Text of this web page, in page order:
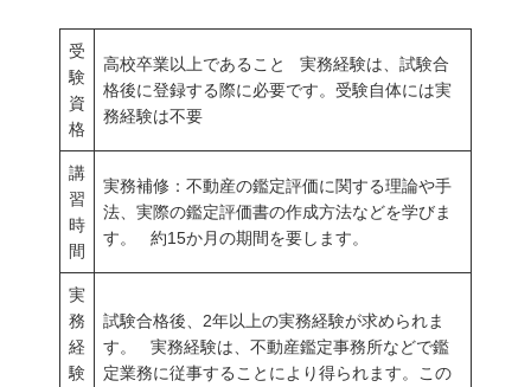
受
験
資
格
高校卒業以上であること 実務経験は、試験合
格後に登録する際に必要です。受験自体には実
務経験は不要
講
習
時
間
実務補修：不動産の鑑定評価に関する理論や手
法、実際の鑑定評価書の作成方法などを学びま
す。 約15か月の期間を要します。
実
務
経
験
試験合格後、2年以上の実務経験が求められま
す。 実務経験は、不動産鑑定事務所などで鑑
定業務に従事することにより得られます。この